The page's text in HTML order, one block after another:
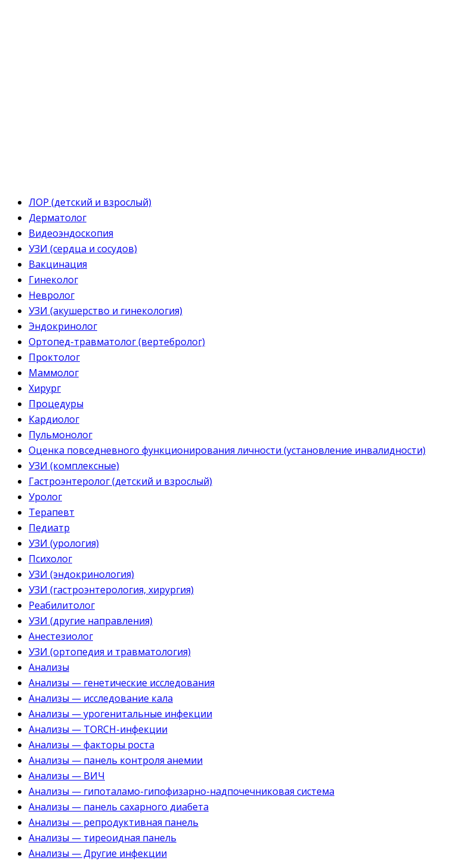
ЛОР (детский и взрослый)
Дерматолог
Видеоэндоскопия
УЗИ (сердца и сосудов)
Вакцинация
Гинеколог
Невролог
УЗИ (акушерство и гинекология)
Эндокринолог
Ортопед-травматолог (вертебролог)
Проктолог
Маммолог
Хирург
Процедуры
Кардиолог
Пульмонолог
Оценка повседневного функционирования личности (установление инвалидности)
УЗИ (комплексные)
Гастроэнтеролог (детский и взрослый)
Уролог
Терапевт
Педиатр
УЗИ (урология)
Психолог
УЗИ (эндокринология)
УЗИ (гастроэнтерология, хирургия)
Реабилитолог
УЗИ (другие направления)
Анестезиолог
УЗИ (ортопедия и травматология)
Анализы
Анализы — генетические исследования
Анализы — исследование кала
Анализы — урогенитальные инфекции
Анализы — TORCH-инфекции
Анализы — факторы роста
Анализы — панель контроля анемии
Анализы — ВИЧ
Анализы — гипоталамо-гипофизарно-надпочечниковая система
Анализы — панель сахарного диабета
Анализы — репродуктивная панель
Анализы — тиреоидная панель
Анализы — Другие инфекции